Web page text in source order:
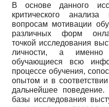
В основе данного
критического
вопросам мотивации
различных форм
точкой исследования
личности, а
обучающиеся всю
процессе обучения,
опытом и в
дальнейшее поведение.
базы исследования